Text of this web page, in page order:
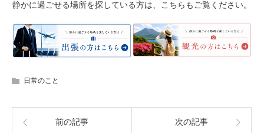
静かに過ごせる場所を探している方は、こちらもご覧ください。
日常のこと
前の記事 次の記事